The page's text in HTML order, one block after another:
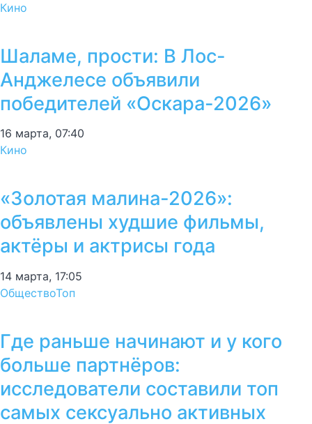
Кино
Шаламе, прости: В Лос-
Анджелесе объявили
победителей «Оскара-2026»
16 марта, 07:40
Кино
«Золотая малина-2026»:
объявлены худшие фильмы,
актёры и актрисы года
14 марта, 17:05
ОбществоТоп
Где раньше начинают и у кого
больше партнёров:
исследователи составили топ
самых сексуально активных